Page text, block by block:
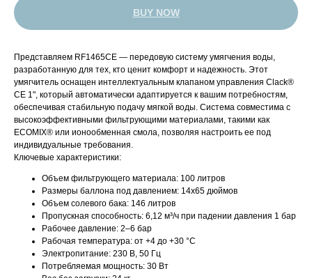
BUY NOW
Представляем RF1465CE — передовую систему умягчения воды,
разработанную для тех, кто ценит комфорт и надежность. Этот
умягчитель оснащен интеллектуальным клапаном управления Clack®
CE 1", который автоматически адаптируется к вашим потребностям,
обеспечивая стабильную подачу мягкой воды. Система совместима с
высокоэффективными фильтрующими материалами, такими как
ECOMIX® или ионообменная смола, позволяя настроить ее под
индивидуальные требования.
Ключевые характеристики:
Объем фильтрующего материала: 100 литров​
Размеры баллона под давлением: 14x65 дюймов​
Объем солевого бака: 146 литров​
Пропускная способность: 6,12 м³/ч при падении давления 1 бар​
Рабочее давление: 2–6 бар​
Рабочая температура: от +4 до +30 °C​
Электропитание: 230 В, 50 Гц​
Потребляемая мощность: 30 Вт​